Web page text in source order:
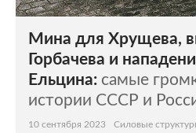
Мина для Хрущева,
Горбачева и
Ельцина: самые
истории СССР и
10 сентября 2023 Силовые